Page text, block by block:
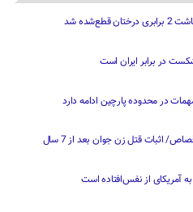
شد
در برابر ایران است
در محدوده پارچین ادامه دارد
اثبات قتل زن جوان بعد از 7 سال
آمریکای از نفس‌افتاده است